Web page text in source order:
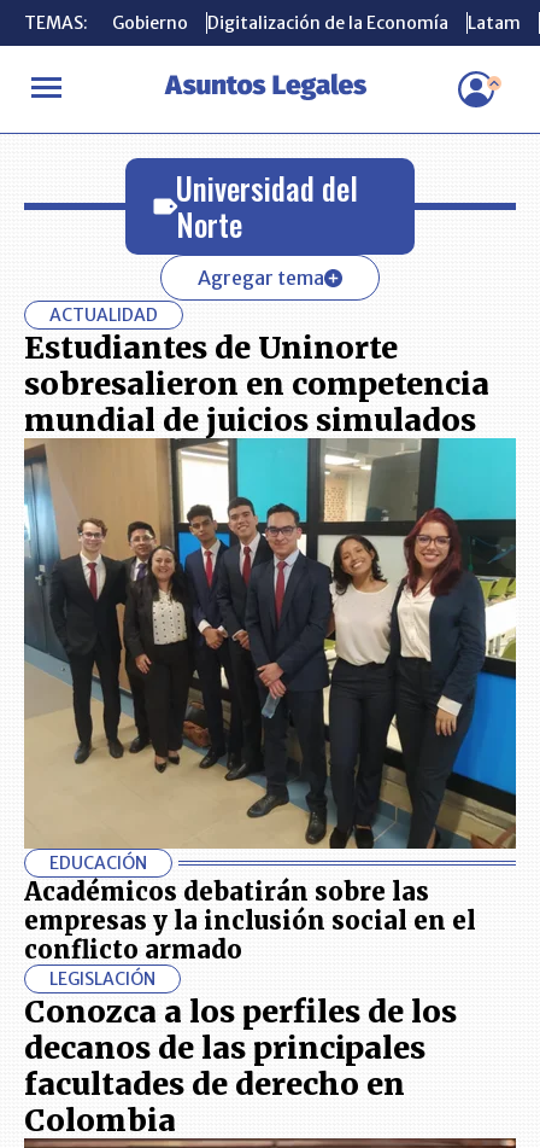
TEMAS: Gobierno Digitalización de la Economía Latam
INICIO Universidad del Norte
TEMAS: Gobierno Digitalización de la Economía Latam
Universidad del
Norte
Agregar tema
ACTUALIDAD
Estudiantes de Uninorte
sobresalieron en competencia
mundial de juicios simulados
EDUCACIÓN
Académicos debatirán sobre las
empresas y la inclusión social en el
conflicto armado
LEGISLACIÓN
Conozca a los perfiles de los
decanos de las principales
facultades de derecho en
Colombia